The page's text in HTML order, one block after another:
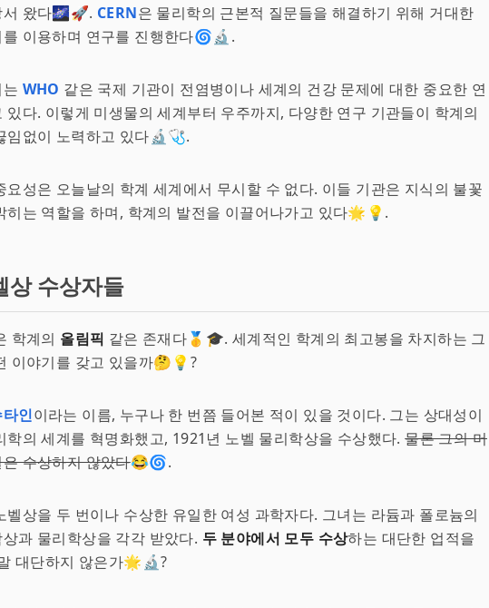
서 왔다🌌🚀. CERN은 물리학의 근본적 질문들을 해결하기 위해 거대한
이용하며 연구를 진행한다🌀🔬.
WHO 같은 국제 기관이 전염병이나 세계의 건강 문제에 대한 중요한 연
있다. 이렇게 미생물의 세계부터 우주까지, 다양한 연구 기관들이 학계의
임없이 노력하고 있다🔬🩺.
요성은 오늘날의 학계 세계에서 무시할 수 없다. 이들 기관은 지식의 불꽃
히는 역할을 하며, 학계의 발전을 이끌어나가고 있다🌟💡.
상 수상자들
학계의 올림픽 같은 존재다🥇🎓. 세계적인 학계의 최고봉을 차지하는 그
이야기를 갖고 있을까🤔💡?
인이라는 이름, 누구나 한 번쯤 들어본 적이 있을 것이다. 그는 상대성이
학의 세계를 혁명화했고, 1921년 노벨 물리학상을 수상했다.물론 그의 머
수상하지 않았다😂🌀.
벨상을 두 번이나 수상한 유일한 여성 과학자다. 그녀는 라듐과 폴로늄의
과 물리학상을 각각 받았다. 두 분야에서 모두 수상하는 대단한 업적을
대단하지 않은가🌟🔬?